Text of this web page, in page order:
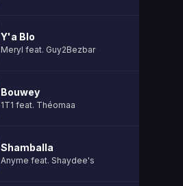
Y'a Blo
Meryl feat. Guy2Bezbar
Bouwey
1T1 feat. Théomaa
Shamballa
Anyme feat. Shaydee's